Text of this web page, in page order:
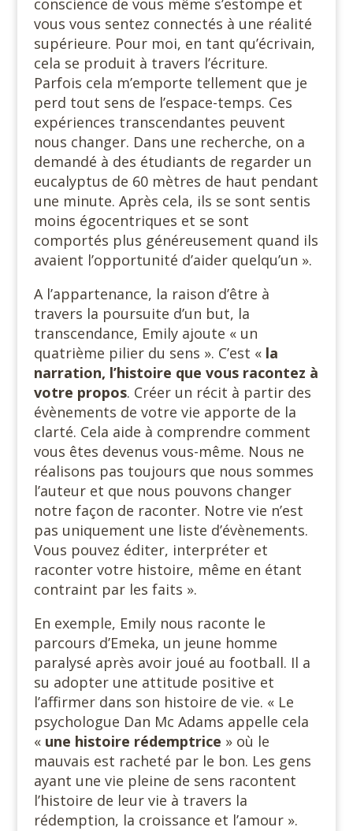
conscience de vous même s’estompe et
vous vous sentez connectés à une réalité
supérieure. Pour moi, en tant qu’écrivain,
cela se produit à travers l’écriture.
Parfois cela m’emporte tellement que je
perd tout sens de l’espace-temps. Ces
expériences transcendantes peuvent
nous changer. Dans une recherche, on a
demandé à des étudiants de regarder un
eucalyptus de 60 mètres de haut pendant
une minute. Après cela, ils se sont sentis
moins égocentriques et se sont
comportés plus généreusement quand ils
avaient l’opportunité d’aider quelqu’un ».
A l’appartenance, la raison d’être à
travers la poursuite d’un but, la
transcendance, Emily ajoute « un
quatrième pilier du sens ». C’est « la
narration, l’histoire que vous racontez à
votre propos. Créer un récit à partir des
évènements de votre vie apporte de la
clarté. Cela aide à comprendre comment
vous êtes devenus vous-même. Nous ne
réalisons pas toujours que nous sommes
l’auteur et que nous pouvons changer
notre façon de raconter. Notre vie n’est
pas uniquement une liste d’évènements.
Vous pouvez éditer, interpréter et
raconter votre histoire, même en étant
contraint par les faits ».
En exemple, Emily nous raconte le
parcours d’Emeka, un jeune homme
paralysé après avoir joué au football. Il a
su adopter une attitude positive et
l’affirmer dans son histoire de vie. « Le
psychologue Dan Mc Adams appelle cela
« une histoire rédemptrice » où le
mauvais est racheté par le bon. Les gens
ayant une vie pleine de sens racontent
l’histoire de leur vie à travers la
rédemption, la croissance et l’amour ».